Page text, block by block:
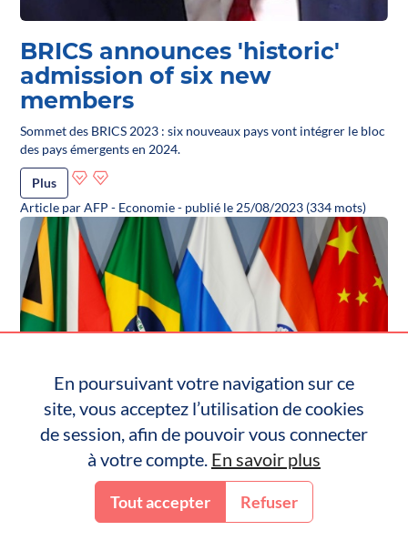
En poursuivant votre navigation sur ce
site, vous acceptez l’utilisation de cookies
de session, afin de pouvoir vous connecter
à votre compte. En savoir plus
Tout accepter Refuser
BRICS announces 'historic'
admission of six new
members
Sommet des BRICS 2023 : six nouveaux pays vont intégrer le bloc
des pays émergents en 2024.
Plus
Article par AFP - Economie - publié le 25/08/2023 (334 mots)
Inscription Connexion